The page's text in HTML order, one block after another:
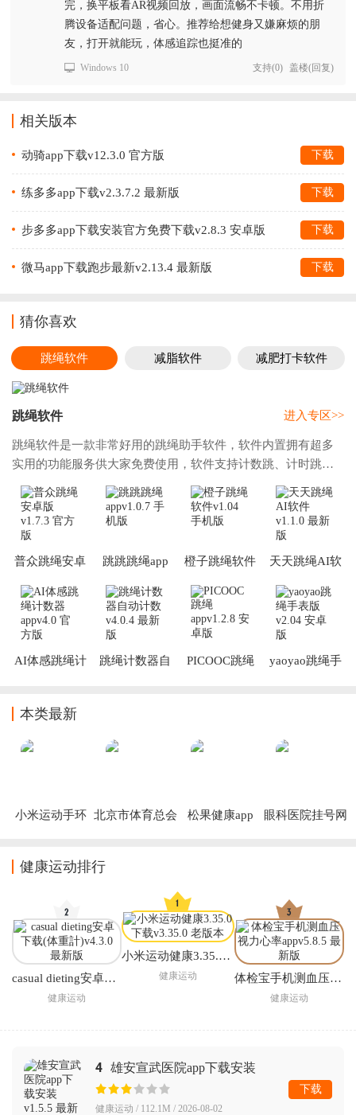
完，换平板看AR视频回放，画面流畅不卡顿。不用折
腾设备适配问题，省心。推荐给想健身又嫌麻烦的朋
友，打开就能玩，体感追踪也挺准的
Windows 10 支持(0) 盖楼(回复)
相关版本
动骑app下载v12.3.0 官方版 下载
练多多app下载v2.3.7.2 最新版 下载
步多多app下载安装官方免费下载v2.8.3 安卓版 下载
微马app下载跑步最新v2.13.4 最新版 下载
猜你喜欢
跳绳软件 减脂软件 减肥打卡软件
跳绳软件
跳绳软件是一款非常好用的跳绳助手软件，软件内置拥有超多
实用的功能服务供大家免费使用，软件支持计数跳、计时跳、
自由跳三种跳绳模式给大家选择使用的，可以满足大家不同的
训练需求，而且软件内历史的运动报告的数
进入专区>>
普众跳绳安卓
跳跳跳绳app 橙子跳绳软件
天天跳绳AI软
AI体感跳绳计
跳绳计数器自
PICOOC跳绳
yaoyao跳绳手
本类最新
小米运动手环 北京市体育总会
松果健康app
眼科医院挂号网
健康运动排行
casual dieting安卓下载(体重計)
健康运动
小米运动健康3.35.0下载
健康运动 体检宝手机测血压视力心率app
健康运动
4 雄安宣武医院app下载安装
健康运动 / 112.1M / 2026-08-02
下载